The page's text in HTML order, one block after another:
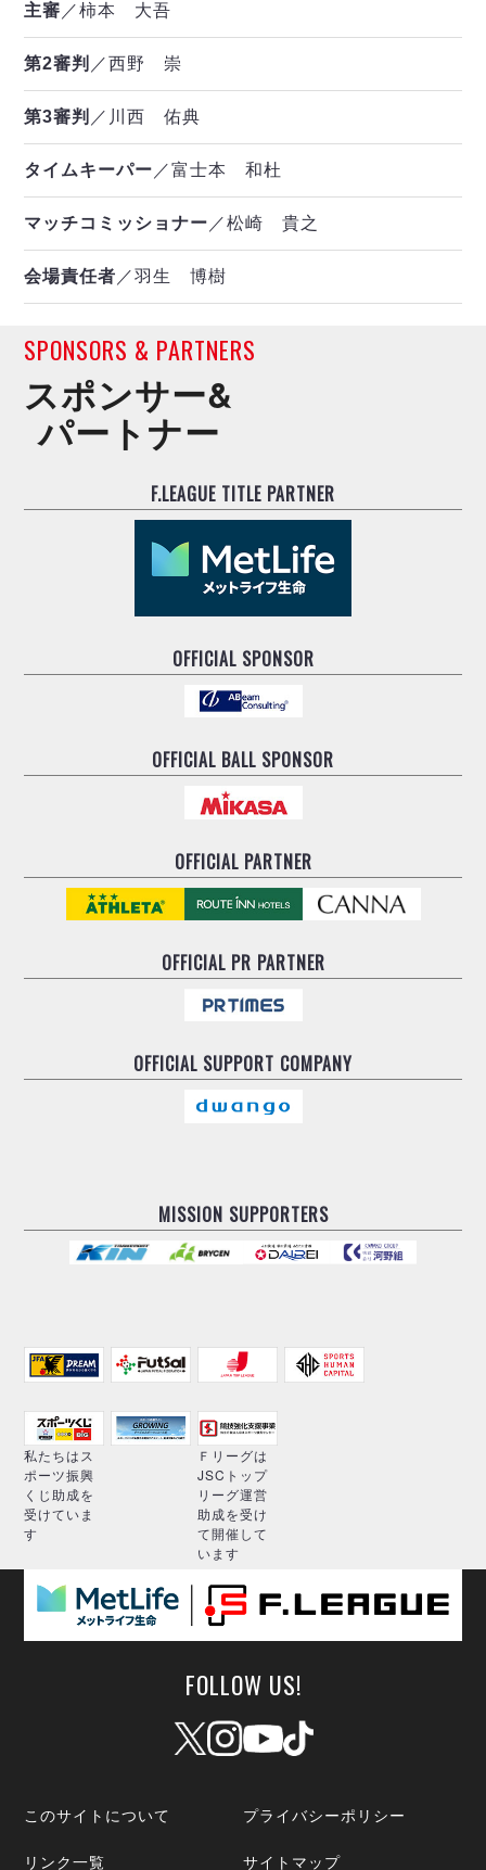
主審 ／柿本 大吾
第2審判 ／西野 崇
第3審判 ／川西 佑典
タイムキーパー ／富士本 和杜
マッチコミッショナー ／松崎 貴之
会場責任者 ／羽生 博樹
SPONSORS & PARTNERS
スポンサー&
パートナー
F.LEAGUE TITLE PARTNER
OFFICIAL SPONSOR
OFFICIAL BALL SPONSOR
OFFICIAL PARTNER
OFFICIALPR PARTNER
OFFICIAL SUPPORT COMPANY
MISSION SUPPORTERS
私たちはス
ポーツ振興
くじ助成を
受けていま
す
Ｆリーグは
JSCトップ
リーグ運営
助成を受け
て開催して
います
FOLLOW US!
このサイトについて プライバシーポリシー
リンク一覧 サイトマップ